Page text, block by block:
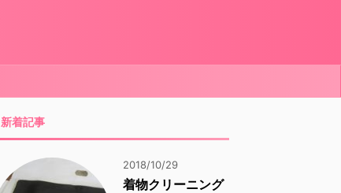
新着記事
2018/10/29
着物クリーニング